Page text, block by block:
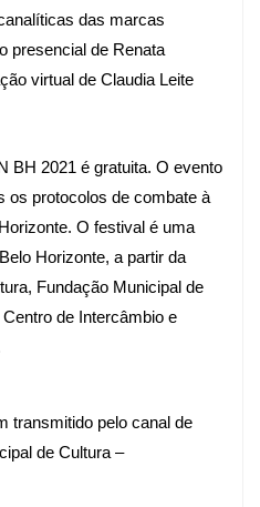
das marcas
presencial de Renata
virtual de Claudia Leite
BH 2021 é gratuita. O evento
os protocolos de combate à
O festival é uma
Horizonte, a partir da
Fundação Municipal de
de Intercâmbio e
transmitido pelo canal de
de Cultura –